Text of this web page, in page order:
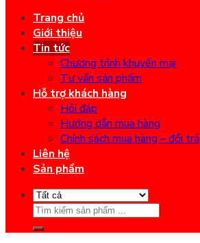
Trang chủ
Giới thiệu
Tin tức
Chương trình khuyến mại
Tư vấn sản phẩm
Hỗ trợ khách hàng
Hỏi đáp
Hướng dẫn mua hàng
Chính sách mua hàng – đổi trả
Liên hệ
Sản phẩm
Search
for: